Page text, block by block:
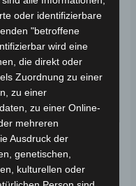
Zugelassen
oder identifizierbare
"betroffene
wird eine
die direkt oder
Zuordnung zu einer
zu einer
zu einer Online-
mehreren
Ausdruck der
genetischen,
kulturellen oder